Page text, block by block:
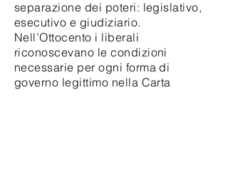
separazione dei poteri: legislativo,
esecutivo e giudiziario.
Nell’Ottocento i liberali
riconoscevano le condizioni
necessarie per ogni forma di
governo legittimo nella Carta